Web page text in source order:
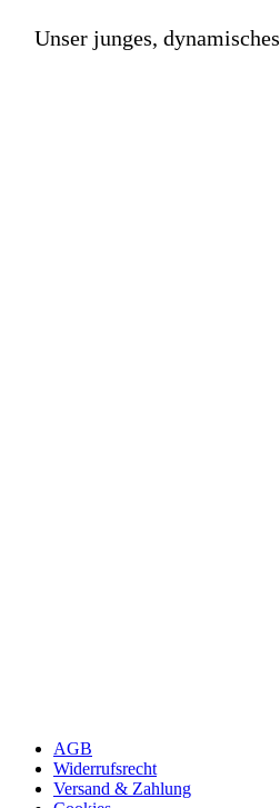
Unser junges, dynamisches
AGB
Widerrufsrecht
Versand & Zahlung